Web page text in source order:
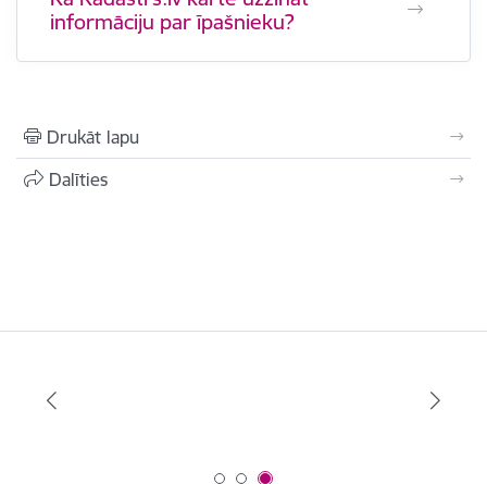
informāciju par īpašnieku?
Drukāt lapu
Dalīties